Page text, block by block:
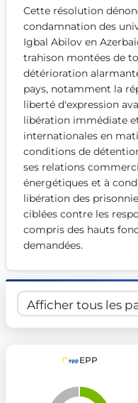
Get Involved
Become a member:
Volunteer:Contribute
Support democracy:
Cette résolution
condamnation des
Igbal Abilov en
trahison montées de
détérioration
pays, notamment la
liberté d'expression
libération immédiate
internationales en
conditions de
ses relations
énergétiques et à
libération des
ciblées contre les
compris des hauts
demandées.
EPP